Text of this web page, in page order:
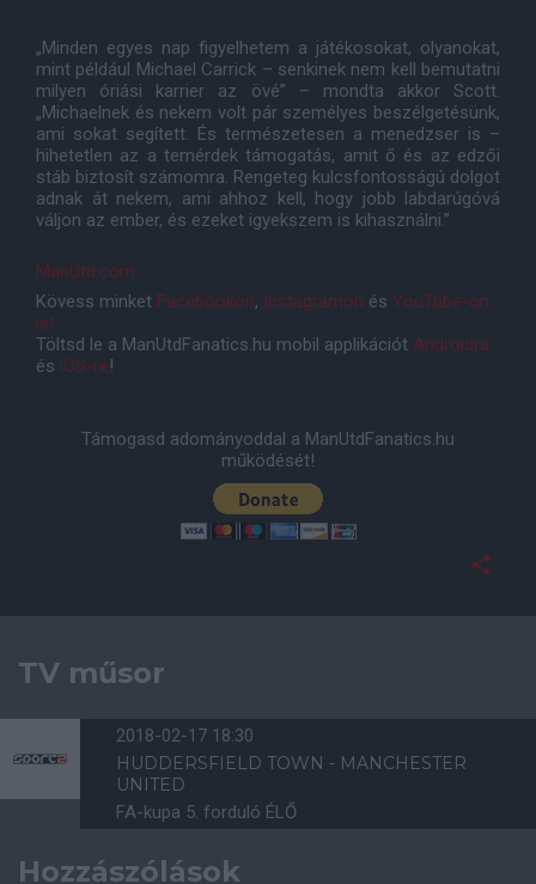
„Minden egyes nap figyelhetem a játékosokat, olyanokat,
mint például Michael Carrick – senkinek nem kell bemutatni
milyen óriási karrier az övé” – mondta akkor Scott.
„Michaelnek és nekem volt pár személyes beszélgetésünk,
ami sokat segített. És természetesen a menedzser is –
hihetetlen az a temérdek támogatás, amit ő és az edzői
stáb biztosít számomra. Rengeteg kulcsfontosságú dolgot
adnak át nekem, ami ahhoz kell, hogy jobb labdarúgóvá
váljon az ember, és ezeket igyekszem is kihasználni.”
ManUtd.com
Kövess minket Facebookon, Instagramon és YouTube-on
is!
Töltsd le a ManUtdFanatics.hu mobil applikációt Androidra
és iOS-re!
Támogasd adományoddal a ManUtdFanatics.hu
működését!
TV műsor
2018-02-17 18:30
HUDDERSFIELD TOWN - MANCHESTER
UNITED
FA-kupa 5. forduló ÉLŐ
Hozzászólások